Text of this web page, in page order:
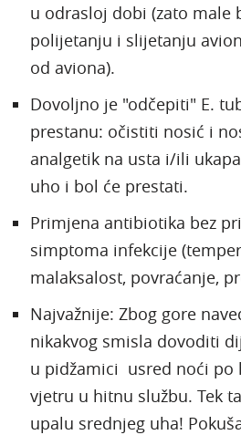
u odrasloj dobi (zato male
polijetanju i slijetanju
od aviona).
Dovoljno je "odčepiti" E.
prestanu: očistiti nosić i
analgetik na usta i/ili
uho i bol će prestati.
Primjena antibiotika bez
simptoma infekcije
malaksalost, povraćanje,
Najvažnije: Zbog gore
nikakvog smisla dovoditi
u pidžamici usred noći po
vjetru u hitnu službu. Tek
upalu srednjeg uha!